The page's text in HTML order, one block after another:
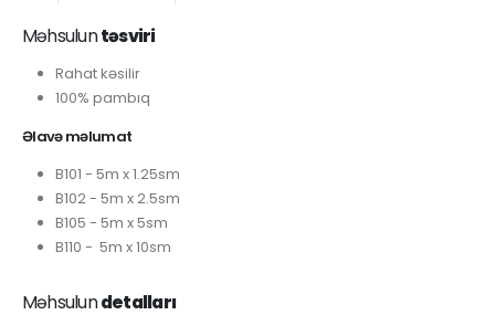
Məhsuluntəsviri
Rahat kəsilir
100% pambıq
Əlavə məlumat
B101 - 5m x 1.25sm
B102 - 5m x 2.5sm
B105 - 5m x 5sm
B110 - 5m x 10sm
Məhsulundetalları